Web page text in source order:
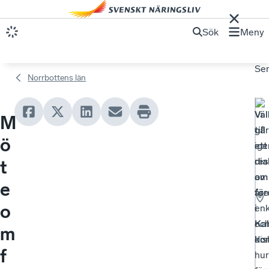
Sök Meny
Norrbottens län
M
ö
t
e
o
m
f
till
ett
om
i
Vi
går
av
hur